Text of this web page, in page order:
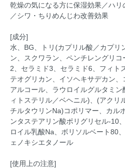
乾燥の気になる方に保湿効果／ハ
／シワ・ちりめんじわ改善効果
[成分]
水、BG、トリ(カプリル酸／カプリ
ン、スクワラン、ペンチレングリ
2、セラミド3、セラミド6、フィト
テオグリカン、イソヘキサデカン
アルコール、ラウロイルグルタミ
ィトステリル／ベヘニル)、(アクリ
チルタウリンNa)コポリマー、カル
ンタステアリン酸ポリグリセル-10
ロイル乳酸Na、ボリソルベート80
ェノキシエタノール
[使用上の注意]